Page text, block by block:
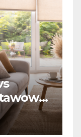
a
karna –
praktyce?